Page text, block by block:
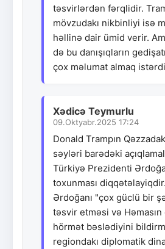
təsvirlərdən fərqlidir.
mövzudakı nikbinliyi isə
həllinə dair ümid verir.
də bu danışıqların
çox məlumat almaq
Xədicə Teymurlu
09.Oktyabr.2025 17:24
Donald Trampın
səyləri barədəki
Türkiyə Prezidenti
toxunması
Ərdoğanı "çox güclü bir
təsvir etməsi və
hörmət bəslədiyini
regiondakı diplomatik